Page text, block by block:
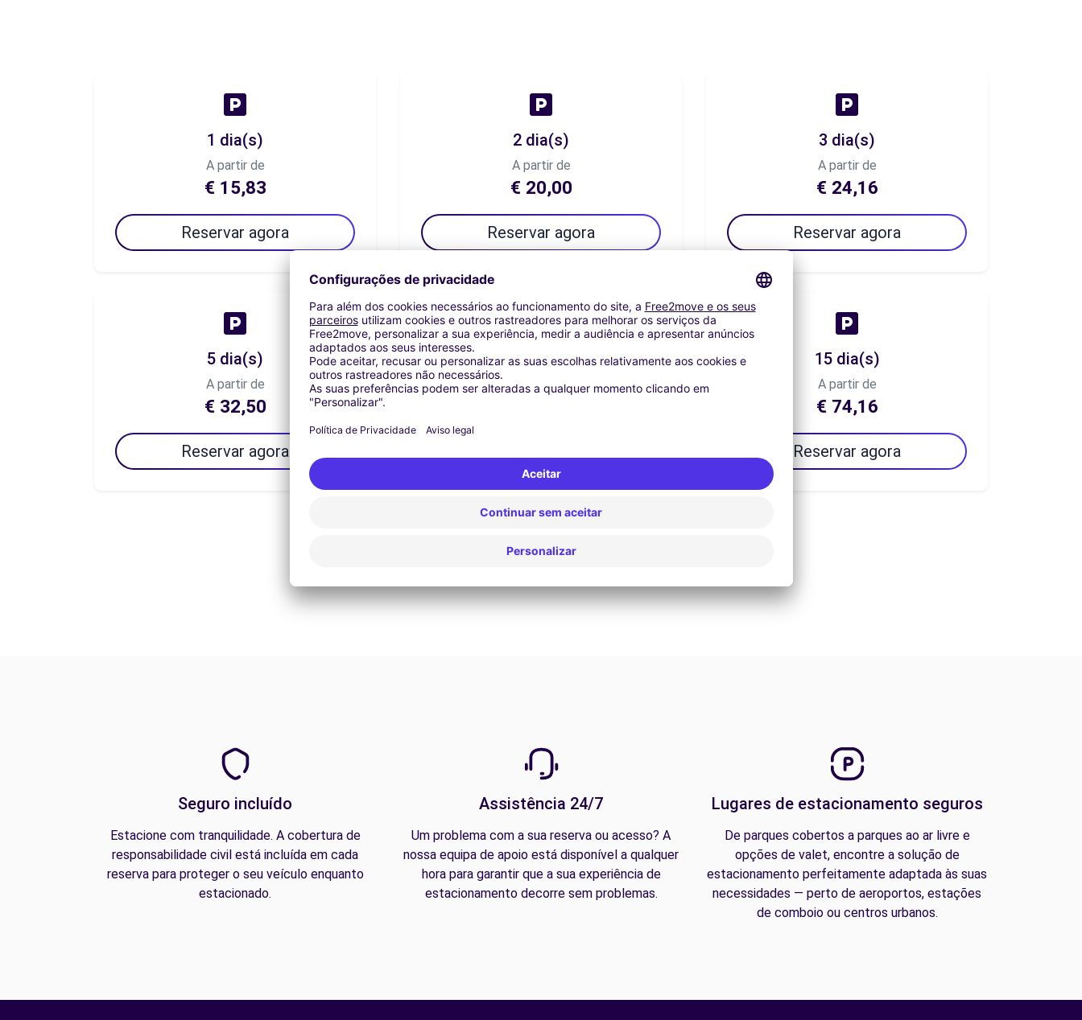
1 dia(s)
A partir de
€ 15,83
Reservar agora
2 dia(s)
A partir de
€ 20,00
Reservar agora
3 dia(s)
A partir de
€ 24,16
Reservar agora
5 dia(s)
A partir de
€ 32,50
Reservar agora
7 dia(s)
A partir de
15 dia(s)
A partir de
€ 74,16
Reservar agora
Seguro incluído
Estacione com tranquilidade. A cobertura de
responsabilidade civil está incluída em cada
reserva para proteger o seu veículo enquanto
estacionado.
Assistência 24/7
Um problema com a sua reserva ou acesso? A
nossa equipa de apoio está disponível a qualquer
hora para garantir que a sua experiência de
estacionamento decorre sem problemas.
Lugares de estacionamento seguros
De parques cobertos a parques ao ar livre e
opções de valet, encontre a solução de
estacionamento perfeitamente adaptada às suas
necessidades — perto de aeroportos, estações
de comboio ou centros urbanos.